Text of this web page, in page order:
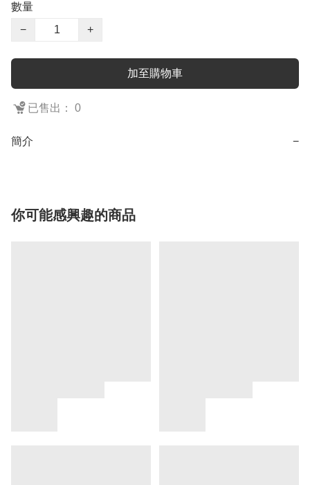
數量
−
+
加至購物車
已售出： 0
簡介 −
你可能感興趣的商品